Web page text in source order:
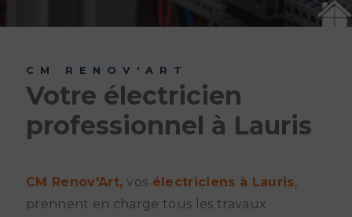
CM RENOV'ART
Votre électricien
professionnel à Lauris
CM Renov'Art,vos électriciens à Lauris,
prennent en charge tous les travaux